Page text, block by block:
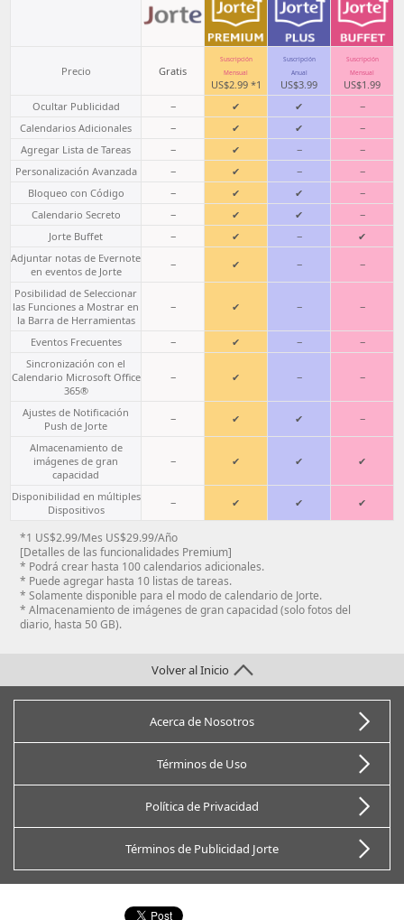
Precio Gratis
Suscripción
Mensual
US$2.99 *1
Suscripción
Anual
US$3.99
Suscripción
Mensual
US$1.99
Ocultar Publicidad
− ✔ ✔
−
Calendarios Adicionales
− ✔ ✔
−
Agregar Lista de Tareas
− ✔ −
−
Personalización Avanzada
− ✔ −
−
Bloqueo con Código
− ✔ ✔
−
Calendario Secreto
− ✔ ✔
−
Jorte Buffet
− ✔ −
✔
Adjuntar notas de Evernote
en eventos de Jorte
− ✔ − −
Posibilidad de Seleccionar
las Funciones a Mostrar en
la Barra de Herramientas
− ✔ − −
Eventos Frecuentes − ✔ −
−
Sincronización con el
Calendario Microsoft Office
365®
− ✔ − −
Ajustes de Notificación
Push de Jorte
− ✔ ✔ −
Almacenamiento de
imágenes de gran
capacidad
− ✔ ✔ ✔
Disponibilidad en múltiples
Dispositivos
− ✔ ✔ ✔
*1 US$2.99/Mes US$29.99/Año
[Detalles de las funcionalidades Premium]
* Podrá crear hasta 100 calendarios adicionales.
* Puede agregar hasta 10 listas de tareas.
* Solamente disponible para el modo de calendario de Jorte.
* Almacenamiento de imágenes de gran capacidad (solo fotos del
diario, hasta 50 GB).
Acerca de Nosotros
Términos de Uso
Política de Privacidad
Términos de Publicidad Jorte
Volver al Inicio